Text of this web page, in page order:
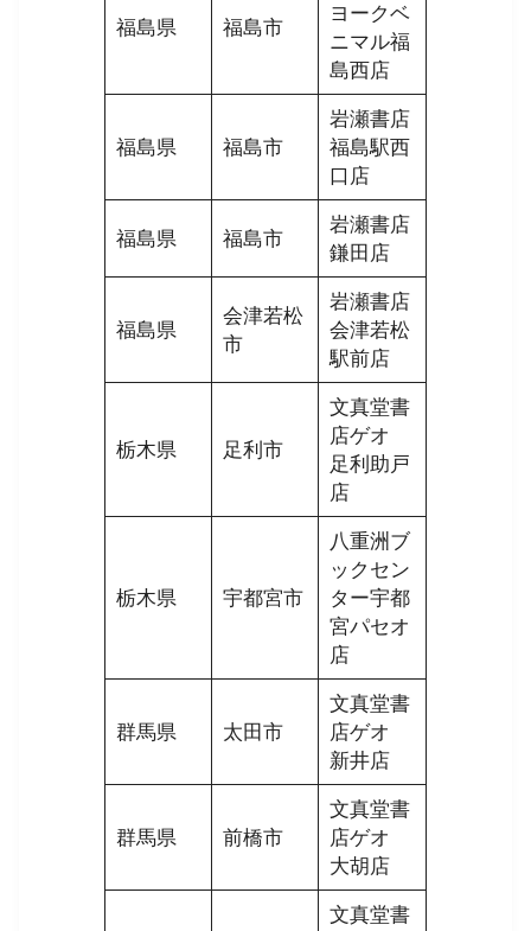
福島県 福島市
ヨークベ
ニマル福
島西店
福島県 福島市
岩瀬書店
福島駅西
口店
福島県 福島市
岩瀬書店
鎌田店
福島県
会津若松
市
岩瀬書店
会津若松
駅前店
栃木県 足利市
文真堂書
店ゲオ
足利助戸
店
栃木県 宇都宮市
八重洲ブ
ックセン
ター宇都
宮パセオ
店
群馬県 太田市
文真堂書
店ゲオ
新井店
群馬県 前橋市
文真堂書
店ゲオ
大胡店
文真堂書